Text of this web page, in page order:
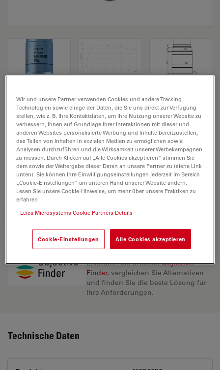
Mikroskopobjektiv N PLAN 63x/0,80 POL
Produkt Nr. 11556056
Das Objektiv N PLAN 63x/0,80 POL hat eine
Vergrößerung von 63X und eine numerische Apertur
von 0,8. Für Trockenimmersion, mit einem M25
Objektivgewinde mit 0,26 mm freiem Arbeitsabstand
und Sehfeld FN 22.
ANGEBOT ANFORDERN
Erkunden Sie unserenObjective
Finder, vergleichen Sie Alternativen
und finden Sie die beste Lösung für
Ihre Anforderungen.
Technische Daten
Wir und unsere Partner verwenden Cookies und andere Tracking-
Technologien sowie einige der Daten, die Sie uns direkt zur Verfügung
stellen, wie z. B. Ihre Kontaktdaten, um Ihre Nutzung unserer Website zu
verbessern, Ihnen auf Grundlage Ihrer Interaktionen mit dieser und
anderen Websites personalisierte Werbung und Inhalte bereitzustellen,
das Teilen von Inhalten in sozialen Medien zu ermöglichen sowie
Analysen durchzuführen und die Wirksamkeit unserer Werbekampagnen
zu messen. Durch Klicken auf „Alle Cookies akzeptieren“ stimmen Sie
dem sowie der Weitergabe dieser Daten an unsere Partner zu (siehe Link
unten). Sie können Ihre Einwilligungseinstellungen jederzeit im Bereich
„Cookie-Einstellungen“ am unteren Rand unserer Website ändern.
Lesen Sie unsere Cookie-Hinweise, um mehr über unsere Praktiken zu
erfahren
Leica Microsystems Cookie Partners Details
Cookie-Einstellungen Alle Cookies akzeptieren